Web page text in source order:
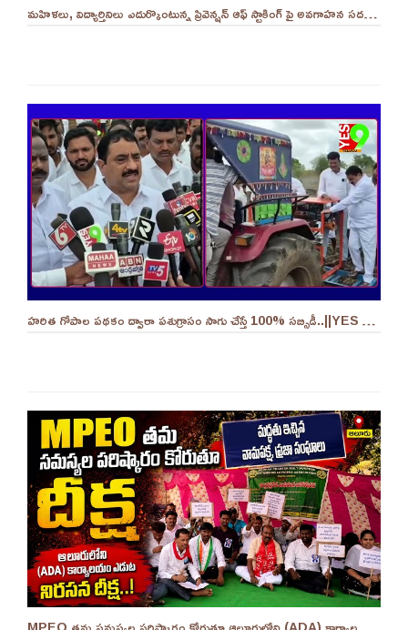
మహిళలు, విద్యార్తినిలు ఎదుర్కొంటున్న ప్రివెన్షన్ ఆఫ్ స్టాకింగ్ పై అవగాహన సదస్సు.. - ||YES 9TV
హరిత గోపాల పథకం ద్వారా పశుగ్రాసం సాగు చేస్తే 100% సబ్సిడీ..||YES 9TV